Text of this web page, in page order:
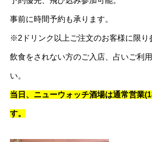
事前に時間予約も承ります。
※2ドリンク以上ご注文のお客様に限り
飲食をされない方のご入店、占いご利
い。
当日、ニューウォッチ酒場は通常営業
す。